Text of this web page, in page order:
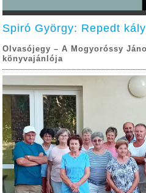
Spiró György: Repedt
Olvasójegy – A Mogyoróssy
könyvajánlója